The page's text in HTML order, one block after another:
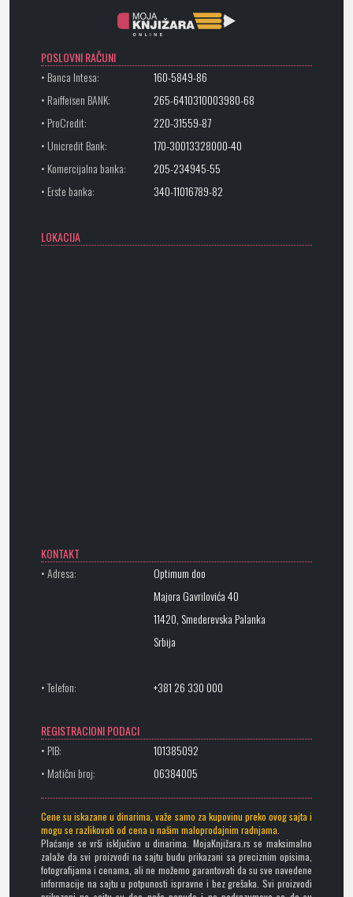
POSLOVNI RAČUNI
• Banca Intesa:
160-5849-86
• Raiffeisen BANK:
265-6410310003980-68
• ProCredit:
220-31559-87
• Unicredit Bank:
170-30013328000-40
• Komercijalna banka:
205-234945-55
• Erste banka:
340-11016789-82
LOKACIJA
KONTAKT
• Adresa:
Optimum doo
Majora Gavrilovića 40
11420, Smederevska Palanka
Srbija
• Telefon: +381 26 330 000
REGISTRACIONI PODACI
• PIB:
101385092
• Matični broj:
06384005
Cene su iskazane u dinarima, važe samo za kupovinu preko ovog sajta i
mogu se razlikovati od cena u našim maloprodajnim radnjama.
Plaćanje se vrši isključivo u dinarima. MojaKnjižara.rs se maksimalno
zalaže da svi proizvodi na sajtu budu prikazani sa preciznim opisima,
fotografijama i cenama, ali ne možemo garantovati da su sve navedene
informacije na sajtu u potpunosti ispravne i bez grešaka. Svi proizvodi